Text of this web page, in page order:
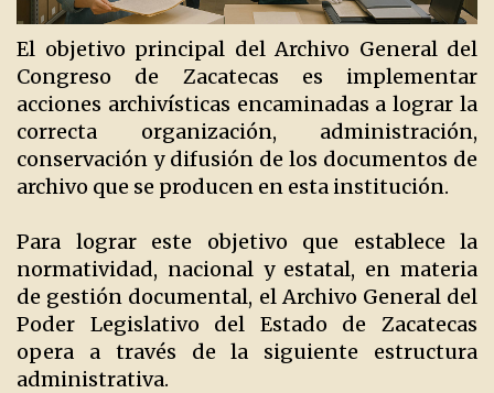
El objetivo principal del Archivo General del
Congreso de Zacatecas es implementar
acciones archivísticas encaminadas a lograr la
correcta organización, administración,
conservación y difusión de los documentos de
archivo que se producen en esta institución.
Para lograr este objetivo que establece la
normatividad, nacional y estatal, en materia
de gestión documental, el Archivo General del
Poder Legislativo del Estado de Zacatecas
opera a través de la siguiente estructura
administrativa.